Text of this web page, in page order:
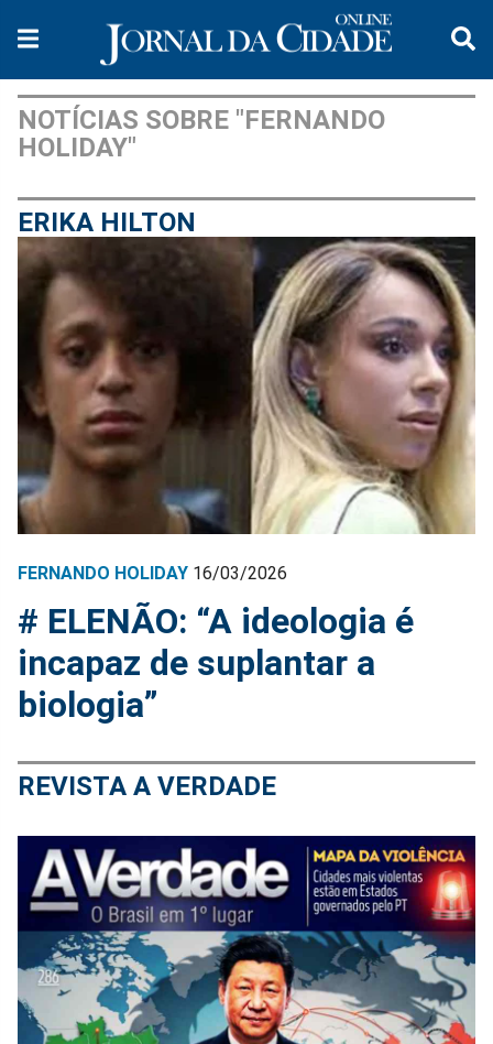
NOTÍCIAS SOBRE "FERNANDO
HOLIDAY"
ERIKA HILTON
FERNANDO HOLIDAY 16/03/2026
# ELENÃO: “A ideologia é
incapaz de suplantar a
biologia”
REVISTA A VERDADE